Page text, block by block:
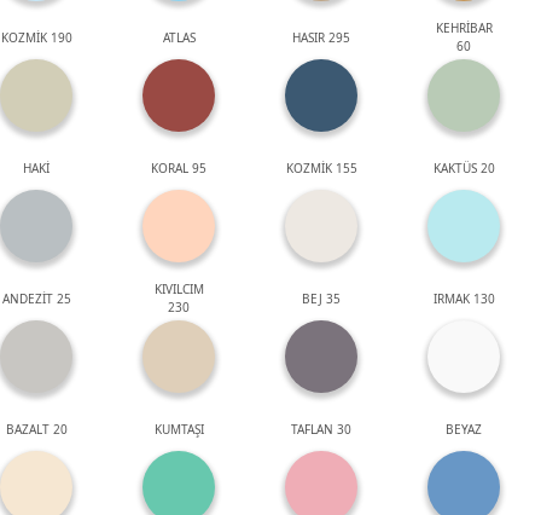
KOZMİK 190 ATLAS HASIR 295
KEHRİBAR
60
HAKİ KORAL 95 KOZMİK 155 KAKTÜS 20
ANDEZİT 25
KIVILCIM
230
BEJ 35 IRMAK 130
BAZALT 20 KUMTAŞI TAFLAN 30 BEYAZ